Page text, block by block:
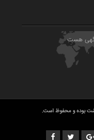
هست
بوده و محفوظ است.